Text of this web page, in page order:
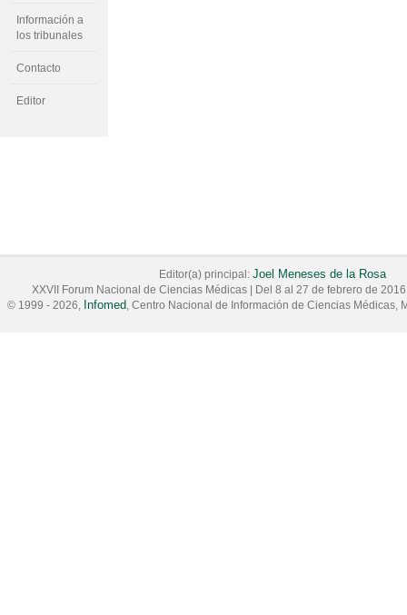
Información a
los tribunales
Contacto
Editor
Editor(a) principal: Joel Meneses de la Rosa
XXVII Forum Nacional de Ciencias Médicas Del 8 al 27 de febrero de 2016
© 1999 - 2026, Infomed, Centro Nacional de Información de Ciencias Médicas,